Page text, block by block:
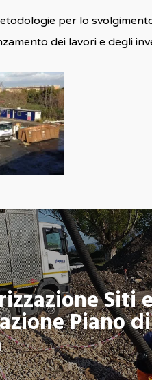
per lo
dei lavori e degli
Siti
Piano di